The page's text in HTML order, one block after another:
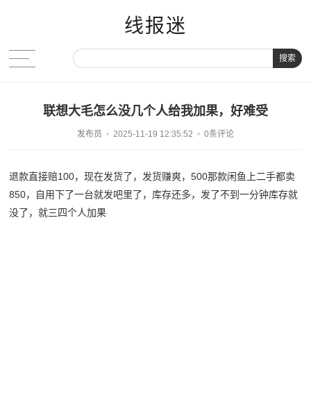
线报迷
搜索
联想大毛怎么没几个人给我加果，好难受
发布员 2025-11-19 12:35:52 0条评论
退款直接赔100，现在发货了，发货赚爽，500那款闲鱼上二手都卖
850，自用下了一台就发吧里了，库存还多，发了不到一分钟库存就
没了，就三四个人加果